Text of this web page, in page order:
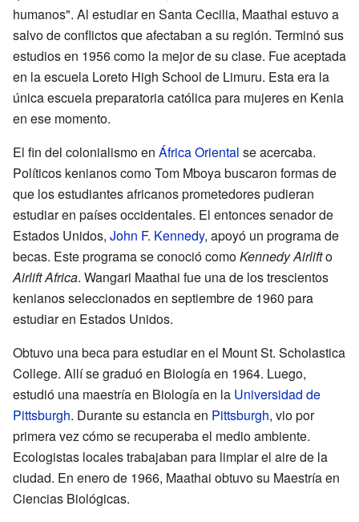
humanos". Al estudiar en Santa Cecilia, Maathai estuvo a
salvo de conflictos que afectaban a su región. Terminó sus
estudios en 1956 como la mejor de su clase. Fue aceptada
en la escuela Loreto High School de Limuru. Esta era la
única escuela preparatoria católica para mujeres en Kenia
en ese momento.
El fin del colonialismo en África Oriental se acercaba.
Políticos kenianos como Tom Mboya buscaron formas de
que los estudiantes africanos prometedores pudieran
estudiar en países occidentales. El entonces senador de
Estados Unidos, John F. Kennedy, apoyó un programa de
becas. Este programa se conoció comoKennedy Airlifto
Airlift Africa. Wangari Maathai fue una de los trescientos
kenianos seleccionados en septiembre de 1960 para
estudiar en Estados Unidos.
Obtuvo una beca para estudiar en el Mount St. Scholastica
College. Allí se graduó en Biología en 1964. Luego,
estudió una maestría en Biología en la Universidad de
Pittsburgh. Durante su estancia en Pittsburgh, vio por
primera vez cómo se recuperaba el medio ambiente.
Ecologistas locales trabajaban para limpiar el aire de la
ciudad. En enero de 1966, Maathai obtuvo su Maestría en
Ciencias Biológicas.